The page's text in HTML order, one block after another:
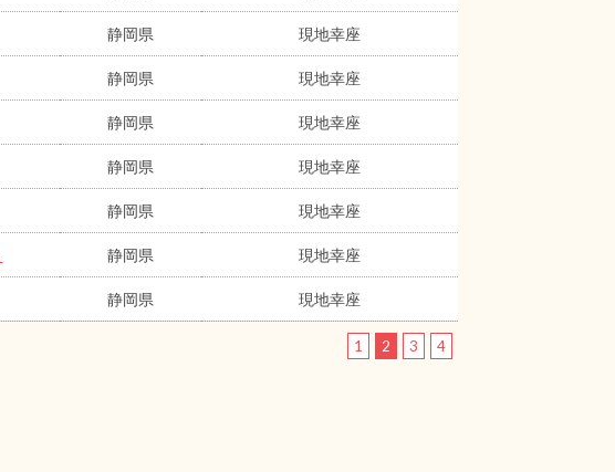
静岡県 現地幸座
静岡県 現地幸座
静岡県 現地幸座
静岡県 現地幸座
静岡県 現地幸座
静岡県 現地幸座
静岡県 現地幸座
1 2 3 4